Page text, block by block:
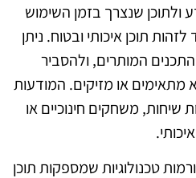
ולתוכן שנצרך בזמן השימוש
תוכן איכותי ובטוח. ניתן
המותרים, ולהסביר
מתאימים או מזיקים. המודעות
משחקים חינוכיים או
טכנולוגיות שמספקות תוכן